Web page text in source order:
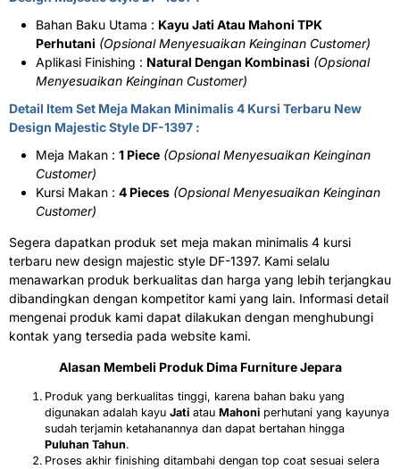
Bahan Baku Utama : Kayu Jati Atau Mahoni TPK
Perhutani (Opsional Menyesuaikan Keinginan Customer)
Aplikasi Finishing : Natural Dengan Kombinasi (Opsional
Menyesuaikan Keinginan Customer)
Detail Item Set Meja Makan Minimalis 4 Kursi Terbaru New
Design Majestic Style DF-1397 :
Meja Makan : 1 Piece (Opsional Menyesuaikan Keinginan
Customer)
Kursi Makan : 4 Pieces (Opsional Menyesuaikan Keinginan
Customer)
Segera dapatkan produk set meja makan minimalis 4 kursi
terbaru new design majestic style DF-1397. Kami selalu
menawarkan produk berkualitas dan harga yang lebih terjangkau
dibandingkan dengan kompetitor kami yang lain. Informasi detail
mengenai produk kami dapat dilakukan dengan menghubungi
kontak yang tersedia pada website kami.
Alasan Membeli Produk Dima Furniture Jepara
Produk yang berkualitas tinggi, karena bahan baku yang
digunakan adalah kayu Jati atau Mahoni perhutani yang kayunya
sudah terjamin ketahanannya dan dapat bertahan hingga
Puluhan Tahun.
Proses akhir finishing ditambahi dengan top coat sesuai selera